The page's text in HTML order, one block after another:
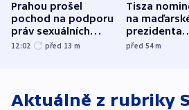
Prahou prošel
pochod na podporu
práv sexuálních
menšin
12:02 před 13 m
Tisza
na
prezidenta
bývalého
před 54m
Aktuálně z rubriky